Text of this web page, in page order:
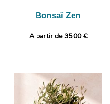
Bonsaï Zen
A partir de 35,00 €